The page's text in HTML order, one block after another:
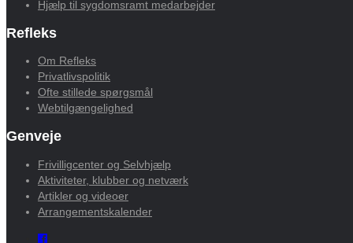
Hjælp til sygdomsramt medarbejder
Refleks
Om Refleks
Privatlivspolitik
Ofte stillede spørgsmål
Webtilgængelighed
Genveje
Frivilligcenter og Selvhjælp
Aktiviteter, klubber og netværk
Artikler og videoer
Arrangementskalender